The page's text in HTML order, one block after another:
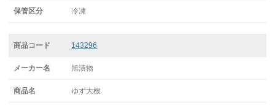
冷凍
143296
旭漬物
ゆず大根